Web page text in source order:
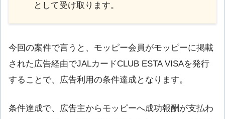
として受け取ります。
今回の案件で言うと、モッピー会員がモッピーに掲載
された広告経由でJALカードCLUB ESTA VISAを発行
することで、広告利用の条件達成となります。
条件達成で、広告主からモッピーへ成功報酬が支払わ